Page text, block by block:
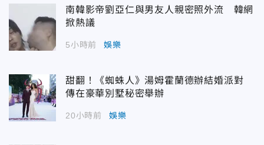
南韓影帝劉亞仁與男友人親密照外流 韓網
掀熱議
5小時前 娛樂
甜翻！《蜘蛛人》湯姆霍蘭德辦結婚派對
傳在豪華別墅秘密舉辦
20小時前 娛樂